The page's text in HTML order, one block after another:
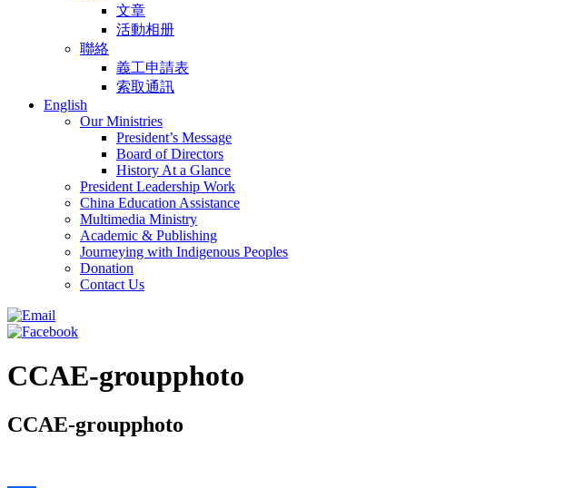
文章
活動相册
聯絡
義工申請表
索取通訊
English
Our Ministries
President’s Message
Board of Directors
History At a Glance
President Leadership Work
China Education Assistance
Multimedia Ministry
Academic & Publishing
Journeying with Indigenous Peoples
Donation
Contact Us
CCAE-groupphoto
CCAE-groupphoto